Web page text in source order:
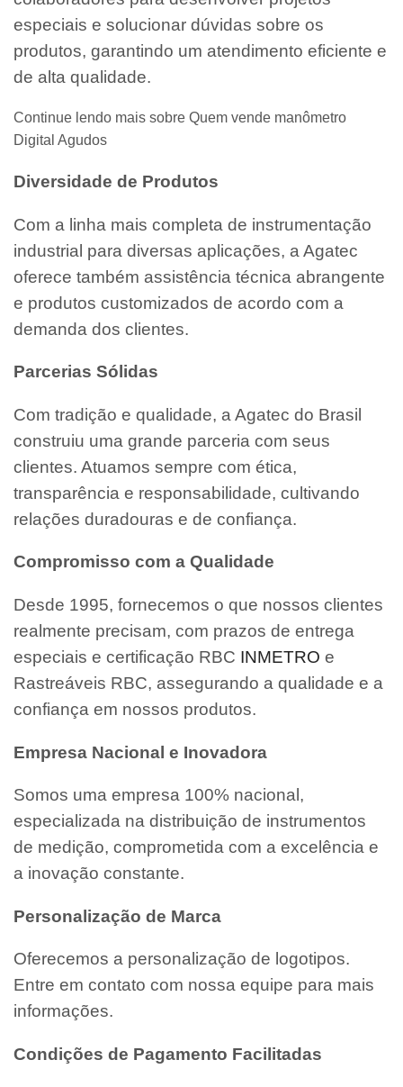
especiais e solucionar dúvidas sobre os
produtos, garantindo um atendimento eficiente e
de alta qualidade.
Continue lendo mais sobre Quem vende manômetro
Digital Agudos
Diversidade de Produtos
Com a linha mais completa de instrumentação
industrial para diversas aplicações, a Agatec
oferece também assistência técnica abrangente
e produtos customizados de acordo com a
demanda dos clientes.
Parcerias Sólidas
Com tradição e qualidade, a Agatec do Brasil
construiu uma grande parceria com seus
clientes. Atuamos sempre com ética,
transparência e responsabilidade, cultivando
relações duradouras e de confiança.
Compromisso com a Qualidade
Desde 1995, fornecemos o que nossos clientes
realmente precisam, com prazos de entrega
especiais e certificação RBC INMETRO e
Rastreáveis RBC, assegurando a qualidade e a
confiança em nossos produtos.
Empresa Nacional e Inovadora
Somos uma empresa 100% nacional,
especializada na distribuição de instrumentos
de medição, comprometida com a excelência e
a inovação constante.
Personalização de Marca
Oferecemos a personalização de logotipos.
Entre em contato com nossa equipe para mais
informações.
Condições de Pagamento Facilitadas